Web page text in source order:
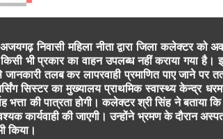
निवासी महिला नीता द्वारा जिला कलेक्टर को
भी प्रकार का वाहन उपलब्ध नहीं कराया गया है।
जानकारी तलब कर लापरवाही प्रमाणित पाए जाने पर
सिस्टर का मुख्यालय प्राथमिक स्वास्थ्य केन्द्र
भत्ता की पात्रता होगी। कलेक्टर श्री सिंह ने बताया
कार्यवाही की जाएगी। उन्होंने भ्रमण के दौरान
किया।